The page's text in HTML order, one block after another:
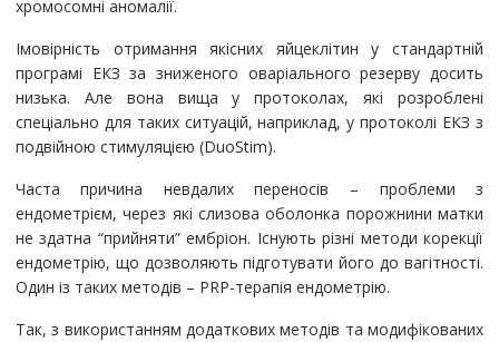
хромосомні аномалії.
Імовірність отримання якісних яйцеклітин у стандартній
програмі ЕКЗ за зниженого оваріального резерву досить
низька. Але вона вища у протоколах, які розроблені
спеціально для таких ситуацій, наприклад, у протоколі ЕКЗ з
подвійною стимуляцією (DuoStim).
Часта причина невдалих переносів – проблеми з
ендометрієм, через які слизова оболонка порожнини матки
не здатна “прийняти” ембріон. Існують різні методи корекції
ендометрію, що дозволяють підготувати його до вагітності.
Один із таких методів – PRP-терапія ендометрію.
Так, з використанням додаткових методів та модифікованих